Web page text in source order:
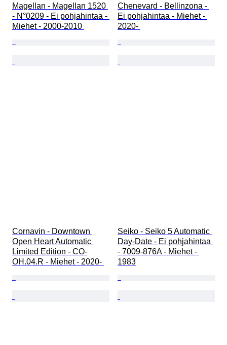
Magellan - Magellan 1520
- N°0209 - Ei pohjahintaa -
Miehet - 2000-2010
Chenevard - Bellinzona -
Ei pohjahintaa - Miehet -
2020-
Cornavin - Downtown
Open Heart Automatic
Limited Edition - CO-
OH.04.R - Miehet - 2020-
Seiko - Seiko 5 Automatic
Day-Date - Ei pohjahintaa
- 7009-876A - Miehet -
1983